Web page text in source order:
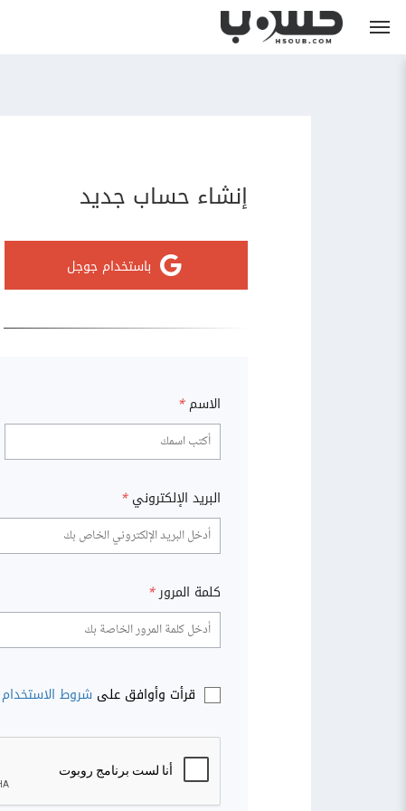
إنشاء حساب جديد
باستخدام جوجل
الاسم *
البريد الإلكتروني *
كلمة المرور*
قرأت وأوافق على شروط الاستخدام